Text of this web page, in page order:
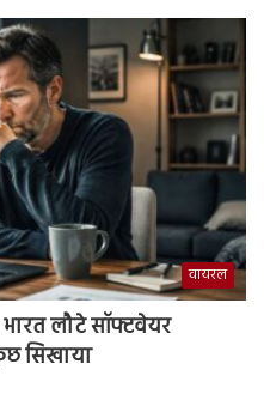
वायरल
लौटे सॉफ्टवेयर
सिखाया